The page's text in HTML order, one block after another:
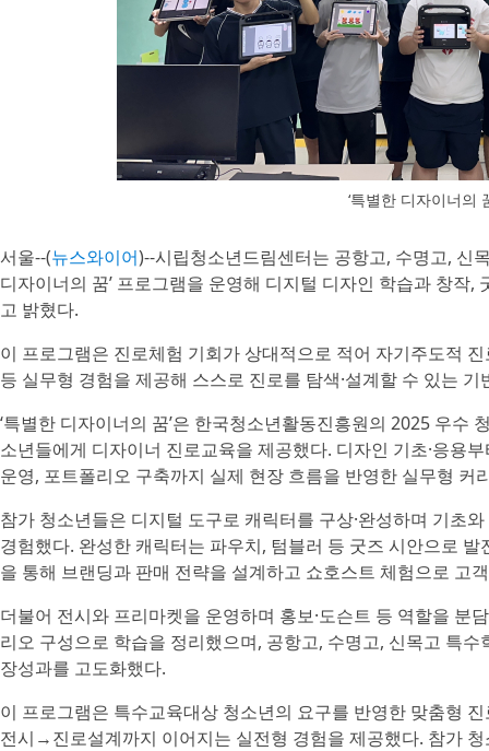
‘특별한 디자이너의
서울--(뉴스와이어)--시립청소년드림센터는 공항고, 수명고, 신
디자이너의 꿈’ 프로그램을 운영해 디지털 디자인 학습과 창작
고 밝혔다.
이 프로그램은 진로체험 기회가 상대적으로 적어 자기주도적
등 실무형 경험을 제공해 스스로 진로를 탐색·설계할 수 있는
‘특별한 디자이너의 꿈’은 한국청소년활동진흥원의 2025 우
소년들에게 디자이너 진로교육을 제공했다. 디자인 기초·응용
운영, 포트폴리오 구축까지 실제 현장 흐름을 반영한 실무형 커
참가 청소년들은 디지털 도구로 캐릭터를 구상·완성하며 기초
경험했다. 완성한 캐릭터는 파우치, 텀블러 등 굿즈 시안으로
을 통해 브랜딩과 판매 전략을 설계하고 쇼호스트 체험으로 고
더불어 전시와 프리마켓을 운영하며 홍보·도슨트 등 역할을
리오 구성으로 학습을 정리했으며, 공항고, 수명고, 신목고 특
장성과를 고도화했다.
이 프로그램은 특수교육대상 청소년의 요구를 반영한 맞춤형
전시→진로설계까지 이어지는 실전형 경험을 제공했다. 참가